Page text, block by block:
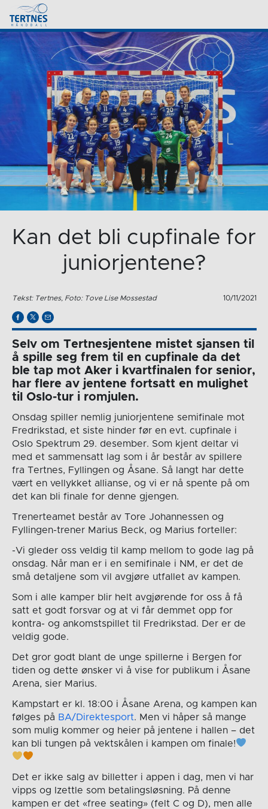
Kan det bli cupfinale for
juniorjentene?
Tekst: Tertnes, Foto: Tove Lise Mossestad 10/11/2021
Selv om Tertnesjentene mistet sjansen til
å spille seg frem til en cupfinale da det
ble tap mot Aker i kvartfinalen for senior,
har flere av jentene fortsatt en mulighet
til Oslo-tur i romjulen.
Onsdag spiller nemlig juniorjentene semifinale mot
Fredrikstad, et siste hinder før en evt. cupfinale i
Oslo Spektrum 29. desember. Som kjent deltar vi
med et sammensatt lag som i år består av spillere
fra Tertnes, Fyllingen og Åsane. Så langt har dette
vært en vellykket allianse, og vi er nå spente på om
det kan bli finale for denne gjengen.
Trenerteamet består av Tore Johannessen og
Fyllingen-trener Marius Beck, og Marius forteller:
-Vi gleder oss veldig til kamp mellom to gode lag på
onsdag. Når man er i en semifinale i NM, er det de
små detaljene som vil avgjøre utfallet av kampen.
Som i alle kamper blir helt avgjørende for oss å få
satt et godt forsvar og at vi får demmet opp for
kontra- og ankomstspillet til Fredrikstad. Der er de
veldig gode.
Det gror godt blant de unge spillerne i Bergen for
tiden og dette ønsker vi å vise for publikum i Åsane
Arena, sier Marius.
Kampstart er kl. 18:00 i Åsane Arena, og kampen kan
følges på BA/Direktesport. Men vi håper så mange
som mulig kommer og heier på jentene i hallen – det
kan bli tungen på vektskålen i kampen om finale!
Det er ikke salg av billetter i appen i dag, men vi har
vipps og Izettle som betalingsløsning. På denne
kampen er det «free seating» (felt C og D), men alle